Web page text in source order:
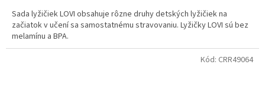
Sada lyžičiek LOVI obsahuje rôzne druhy detských lyžičiek na
začiatok v učení sa samostatnému stravovaniu. Lyžičky LOVI sú bez
melamínu a BPA.
Kód: CRR49064